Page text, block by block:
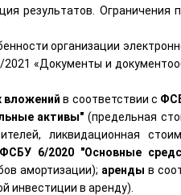
результатов. Ограничения
организации
«Документы и
вложений в соответствии с
активы" (предельная
ликвидационная
ФСБУ 6/2020 "Основные
амортизации); арендыв
инвестиции в аренду).